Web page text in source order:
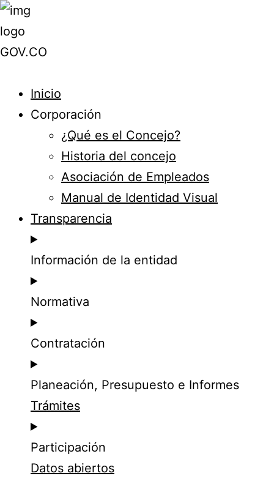
Inicio
Corporación
¿Qué es el Concejo?
Historia del concejo
Asociación de Empleados
Manual de Identidad Visual
Transparencia
Información de la entidad
Normativa
Contratación
Planeación, Presupuesto e Informes
Trámites
Participación
Datos abiertos